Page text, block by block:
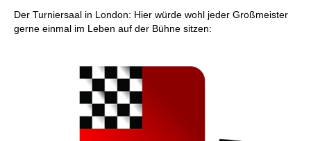
Der Turniersaal in London: Hier würde wohl jeder Großmeister
gerne einmal im Leben auf der Bühne sitzen: